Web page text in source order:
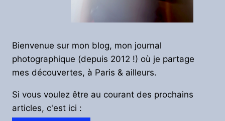
Bienvenue sur mon blog, mon journal
photographique (depuis 2012 !) où je partage
mes découvertes, à Paris & ailleurs.
Si vous voulez être au courant des prochains
articles, c'est ici :